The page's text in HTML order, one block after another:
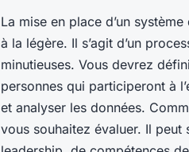
La mise en place d’un
à la légère. Il s’agit d’un
minutieuses. Vous devrez
personnes qui participeront à
et analyser les données.
vous souhaitez évaluer. Il peut